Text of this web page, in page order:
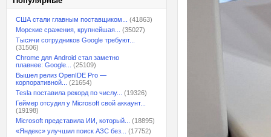
США стали главным поставщиком...
(41863)
Морские сражения, крупнейшая...
(35027)
Тысячи сотрудников Google требуют...
(31506)
Chrome для Android стал заметно
плавнее: Google...
(25109)
Вышел релиз OpenIDE Pro —
корпоративной...
(21654)
Tesla поставила рекорд по числу...
(19326)
Геймер отсудил у Microsoft свой аккаунт...
(19198)
Microsoft представила ИИ, который...
(18895)
«Яндекс» улучшил поиск АЗС без...
(17752)